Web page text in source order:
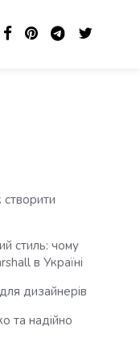
стиль: чому
в Україні
дизайнерів
та надійно